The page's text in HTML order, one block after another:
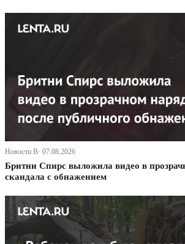
Новости В· 07.08.2026
Бритни Спирс выложила видео в
скандала с обнажением